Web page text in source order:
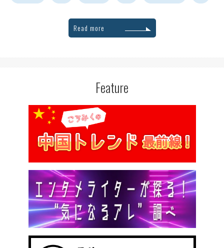
Read more
Feature